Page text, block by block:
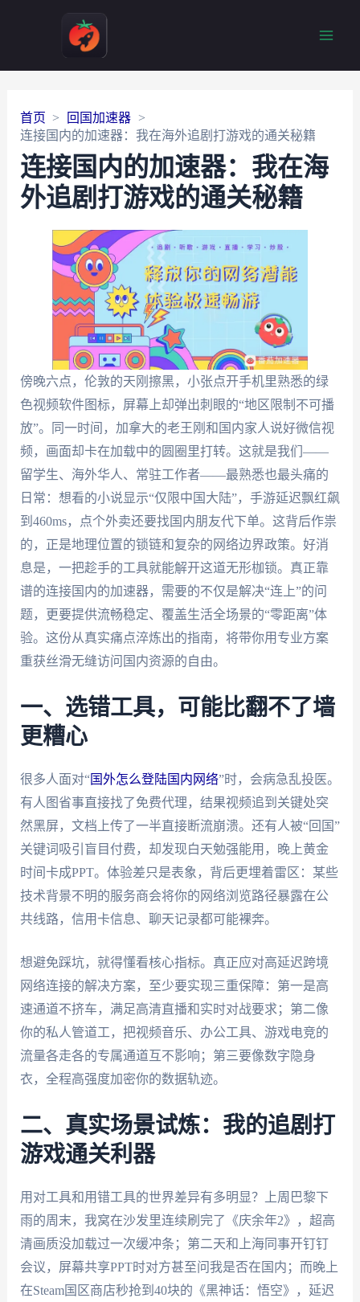
首页
回国加速器
连接国内的加速器：我在海外追剧打游戏的通关秘籍
连接国内的加速器：我在海
外追剧打游戏的通关秘籍
傍晚六点，伦敦的天刚擦黑，小张点开手机里熟悉的绿
色视频软件图标，屏幕上却弹出刺眼的“地区限制不可播
放”。同一时间，加拿大的老王刚和国内家人说好微信视
频，画面却卡在加载中的圆圈里打转。这就是我们——
留学生、海外华人、常驻工作者——最熟悉也最头痛的
日常：想看的小说显示“仅限中国大陆”，手游延迟飘红飙
到460ms，点个外卖还要找国内朋友代下单。这背后作祟
的，正是地理位置的锁链和复杂的网络边界政策。好消
息是，一把趁手的工具就能解开这道无形枷锁。真正靠
谱的连接国内的加速器，需要的不仅是解决“连上”的问
题，更要提供流畅稳定、覆盖生活全场景的“零距离”体
验。这份从真实痛点淬炼出的指南，将带你用专业方案
重获丝滑无缝访问国内资源的自由。
一、选错工具，可能比翻不了墙
更糟心
很多人面对“国外怎么登陆国内网络”时，会病急乱投医。
有人图省事直接找了免费代理，结果视频追到关键处突
然黑屏，文档上传了一半直接断流崩溃。还有人被“回国”
关键词吸引盲目付费，却发现白天勉强能用，晚上黄金
时间卡成PPT。体验差只是表象，背后更埋着雷区：某些
技术背景不明的服务商会将你的网络浏览路径暴露在公
共线路，信用卡信息、聊天记录都可能裸奔。
想避免踩坑，就得懂看核心指标。真正应对高延迟跨境
网络连接的解决方案，至少要实现三重保障：第一是高
速通道不挤车，满足高清直播和实时对战要求；第二像
你的私人管道工，把视频音乐、办公工具、游戏电竞的
流量各走各的专属通道互不影响；第三要像数字隐身
衣，全程高强度加密你的数据轨迹。
二、真实场景试炼：我的追剧打
游戏通关利器
用对工具和用错工具的世界差异有多明显？上周巴黎下
雨的周末，我窝在沙发里连续刷完了《庆余年2》，超高
清画质没加载过一次缓冲条；第二天和上海同事开钉钉
会议，屏幕共享PPT时对方甚至问我是否在国内；而晚上
在Steam国区商店秒抢到40块的《黑神话：悟空》，延迟